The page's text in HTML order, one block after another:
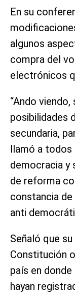
En su
algunos
compra del
electrónicos
“Ando
posibilidades
secundaria,
llamó a todos
democracia y
de reforma
constancia
anti
Señaló que
Constitución
país en
hayan